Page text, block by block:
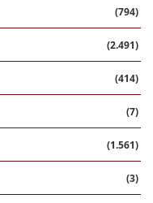
(794)
(2.491)
(414)
(7)
(1.561)
(3)